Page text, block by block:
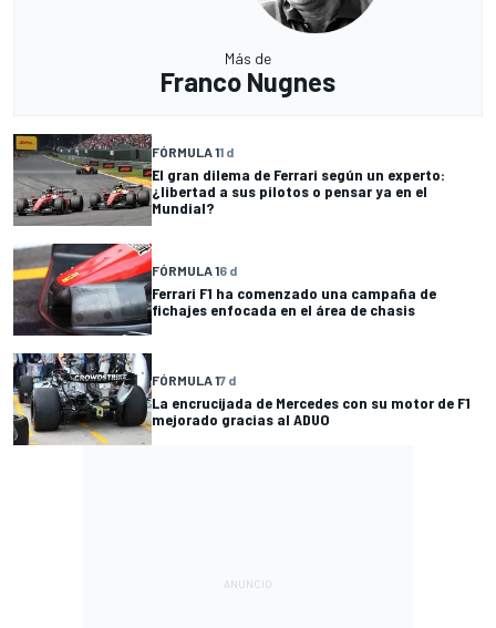
Más de
Franco Nugnes
FÓRMULA 11 d
El gran dilema de Ferrari según un experto:
¿libertad a sus pilotos o pensar ya en el
Mundial?
FÓRMULA 16 d
Ferrari F1 ha comenzado una campaña de
fichajes enfocada en el área de chasis
FÓRMULA 17 d
La encrucijada de Mercedes con su motor de F1
mejorado gracias al ADUO